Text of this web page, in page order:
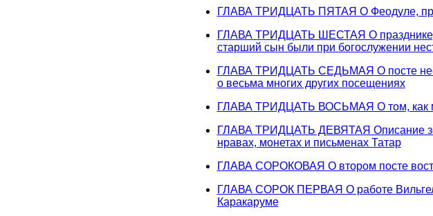
ГЛАВА ТРИДЦАТЬ ПЯТАЯ О Феодуле,
ГЛАВА ТРИДЦАТЬ ШЕСТАЯ О празднике,
старший сын были при богослужении
ГЛАВА ТРИДЦАТЬ СЕДЬМАЯ О посте
о весьма многих других посещениях
ГЛАВА ТРИДЦАТЬ ВОСЬМАЯ О том, как
ГЛАВА ТРИДЦАТЬ ДЕВЯТАЯ Описание
нравах, монетах и письменах Татар
ГЛАВА СОРОКОВАЯ О втором посте
ГЛАВА СОРОК ПЕРВАЯ О работе
Каракаруме